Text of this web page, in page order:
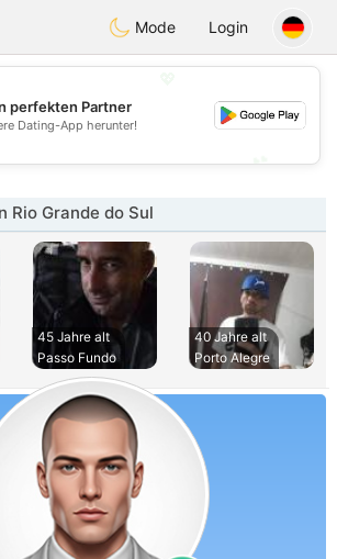
Conversar
Mode Login
💕
perfekten Partner
Dating-App herunter!
Rio Grande do Sul
45 Jahre alt
Passo Fundo
40 Jahre alt
Porto Alegre